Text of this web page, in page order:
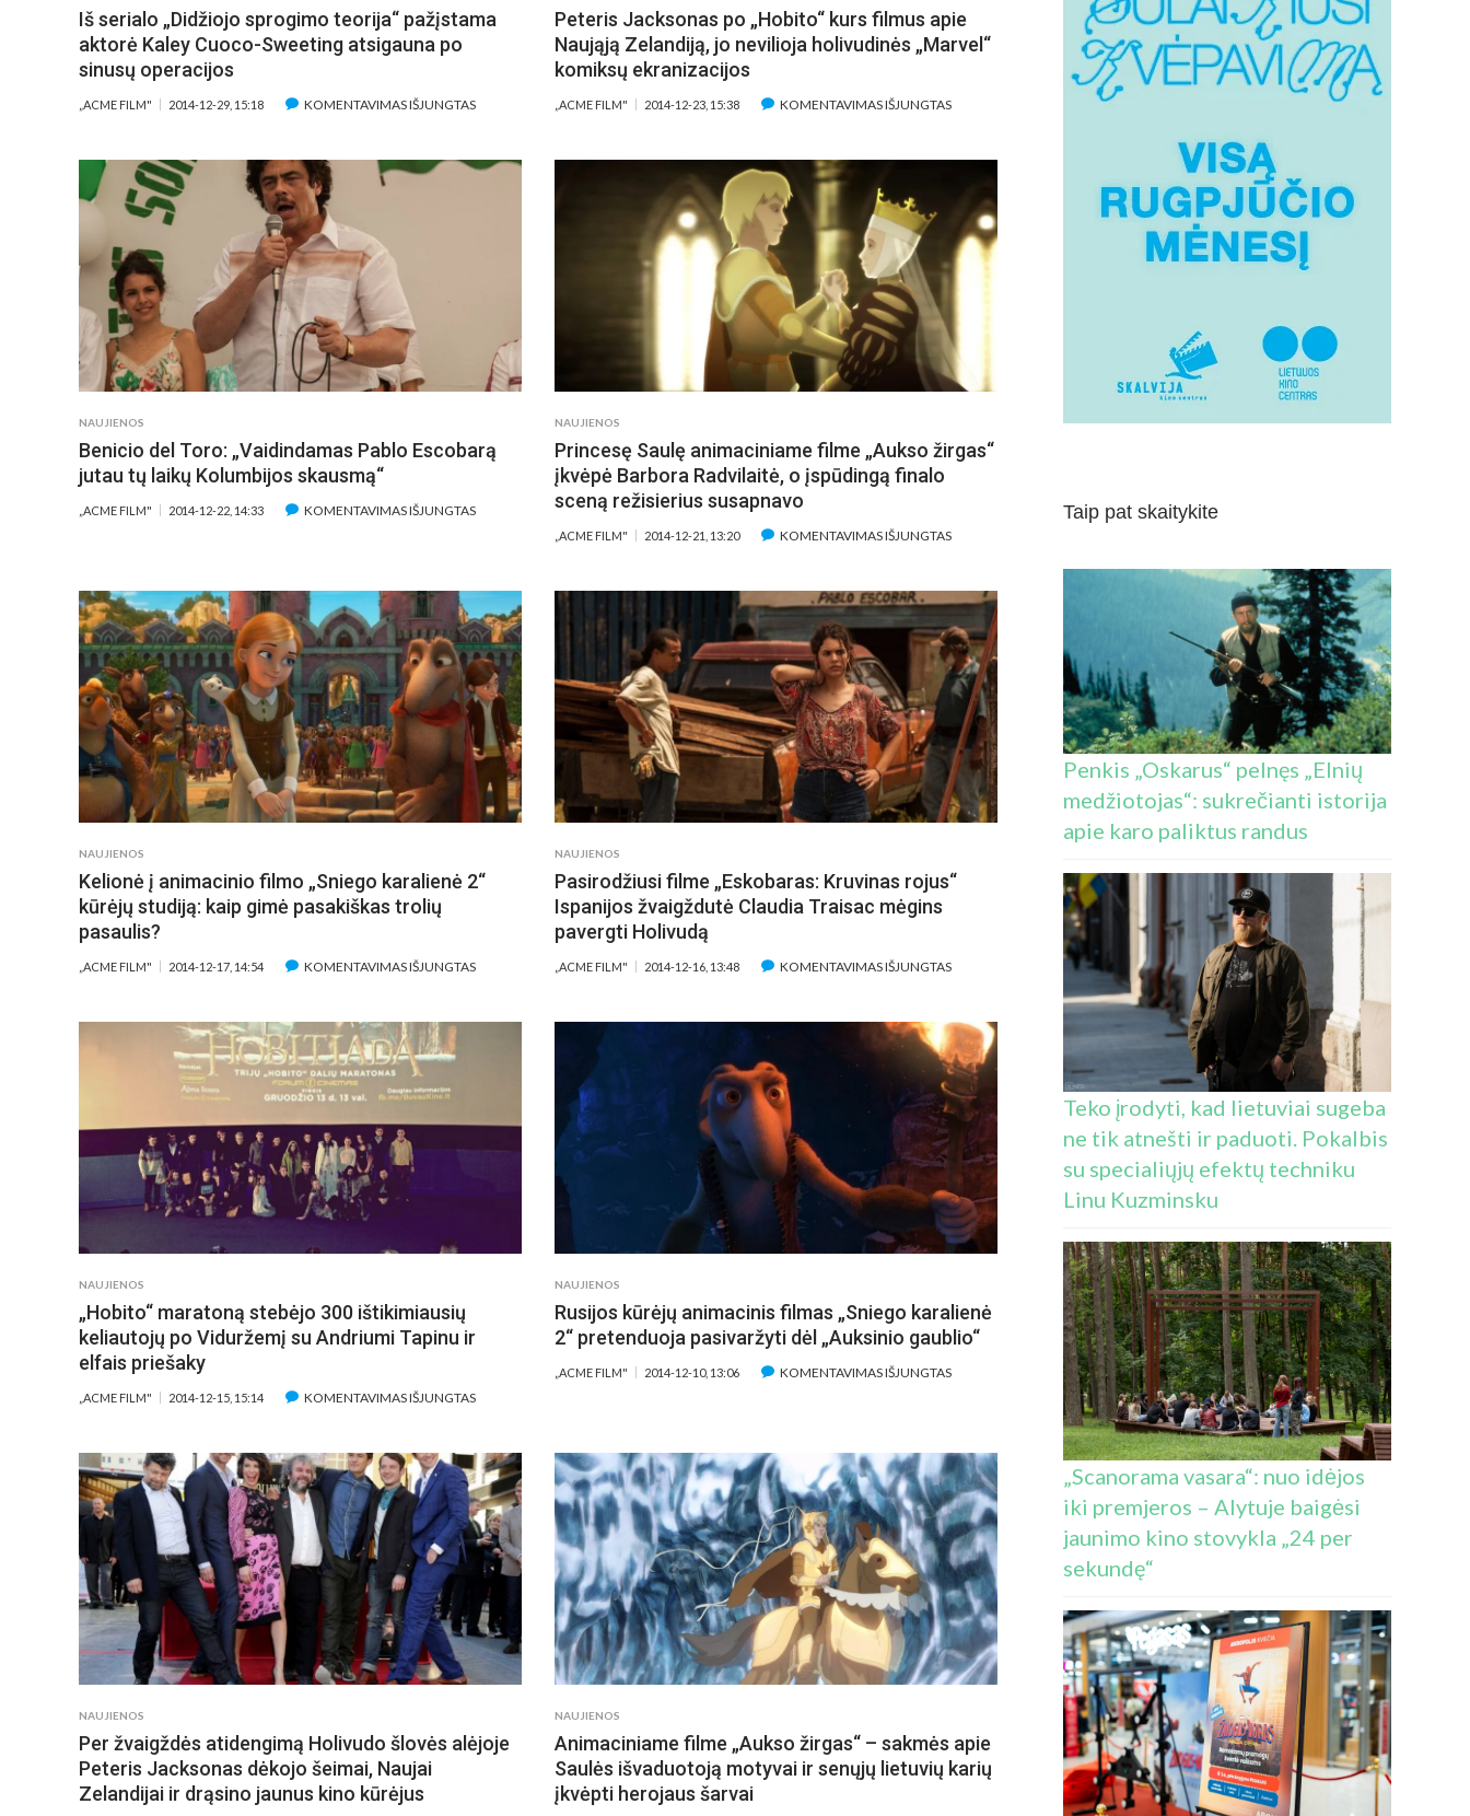
Iš serialo „Didžiojo sprogimo teorija“ pažįstama
aktorė Kaley Cuoco-Sweeting atsigauna po
sinusų operacijos
„ACME FILM" 2014-12-29, 15:18 KOMENTAVIMAS IŠJUNGTASĮRAŠE
„DIDŽIOJO
ATSIGAUNA
PO
Peteris Jacksonas po „Hobito“ kurs filmus apie
Naująją Zelandiją, jo nevilioja holivudinės „Marvel“
komiksų ekranizacijos
„ACME FILM" 2014-12-23, 15:38 KOMENTAVIMAS IŠJUNGTASĮRAŠE
„HOBITO“
KURS
FILMUS
NEVILIOJA
HOLIVUDINĖS
EKRANIZACIJOS
NAUJIENOS
Benicio del Toro: „Vaidindamas Pablo Escobarą
jutau tų laikų Kolumbijos skausmą“
„ACME FILM" 2014-12-22, 14:33 KOMENTAVIMAS IŠJUNGTASĮRAŠE
„VAIDINDAMAS
PABLO
ESCOBARĄ
JUTAU
TŲ
LAIKŲ
KOLUMBIJOS
SKAUSMĄ“
NAUJIENOS
Princesę Saulę animaciniame filme „Aukso žirgas“
įkvėpė Barbora Radvilaitė, o įspūdingą finalo
sceną režisierius susapnavo
„ACME FILM" 2014-12-21, 13:20 KOMENTAVIMAS IŠJUNGTASĮRAŠE
ANIMACINIAME
FILME
„AUKSO
ŽIRGAS“
ĮKVĖPĖ
BARBORA
RADVILAITĖ,
O
ĮSPŪDINGĄ
FINALO
SUSAPNAVO
NAUJIENOS
Kelionė į animacinio filmo „Sniego karalienė 2“
kūrėjų studiją: kaip gimė pasakiškas trolių
pasaulis?
„ACME FILM" 2014-12-17, 14:54 KOMENTAVIMAS IŠJUNGTASĮRAŠE
2“
KŪRĖJŲ
NAUJIENOS
Pasirodžiusi filme „Eskobaras: Kruvinas rojus“
Ispanijos žvaigždutė Claudia Traisac mėgins
pavergti Holivudą
„ACME FILM" 2014-12-16, 13:48 KOMENTAVIMAS IŠJUNGTASĮRAŠE
„ESKOBARAS:
KRUVINAS
ROJUS“
ISPANIJOS
ŽVAIGŽDUTĖ
CLAUDIA
TRAISAC
MĖGINS
PAVERGTI
HOLIVUDĄ
NAUJIENOS
„Hobito“ maratoną stebėjo 300 ištikimiausių
keliautojų po Viduržemį su Andriumi Tapinu ir
elfais priešaky
„ACME FILM" 2014-12-15, 15:14 KOMENTAVIMAS IŠJUNGTASĮRAŠE
STEBĖJO
300
IŠTIKIMIAUSIŲ
KELIAUTOJŲ
PO
VIDURŽEMĮ
SU
ANDRIUMI
TAPINU
NAUJIENOS
Rusijos kūrėjų animacinis filmas „Sniego karalienė
2“ pretenduoja pasivaržyti dėl „Auksinio gaublio“
„ACME FILM" 2014-12-10, 13:06 KOMENTAVIMAS IŠJUNGTASĮRAŠE
FILMAS
„SNIEGO
KARALIENĖ
2“
PRETENDUOJA
PASIVARŽYTI
DĖL
„AUKSINIO
GAUBLIO“
NAUJIENOS
Per žvaigždės atidengimą Holivudo šlovės alėjoje
Peteris Jacksonas dėkojo šeimai, Naujai
Zelandijai ir drąsino jaunus kino kūrėjus
NAUJIENOS
Animaciniame filme „Aukso žirgas“ – sakmės apie
Saulės išvaduotoją motyvai ir senųjų lietuvių karių
įkvėpti herojaus šarvai
Taip pat skaitykite
Penkis „Oskarus“ pelnęs „Elnių
medžiotojas“: sukrečianti istorija
apie karo paliktus randus
Teko įrodyti, kad lietuviai sugeba
ne tik atnešti ir paduoti. Pokalbis
su specialiųjų efektų techniku
Linu Kuzminsku
„Scanorama vasara“: nuo idėjos
iki premjeros – Alytuje baigėsi
jaunimo kino stovykla „24 per
sekundę“